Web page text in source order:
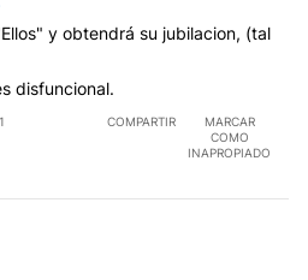
y obtendrá su jubilacion, (tal
disfuncional.
1 COMPARTIR
MARCAR
COMO
INAPROPIADO
con más comentarios en los
el título "Yo, Milei" con 3